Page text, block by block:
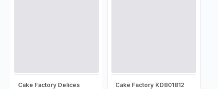
Cake Factory Delices
Cake Factory KD801812